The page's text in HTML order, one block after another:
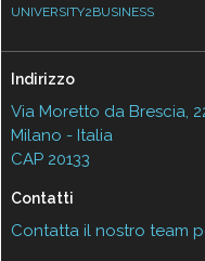
UNIVERSITY2BUSINESS
Indirizzo
Via Moretto da Brescia,
Milano - Italia
CAP 20133
Contatti
Contatta il nostro team